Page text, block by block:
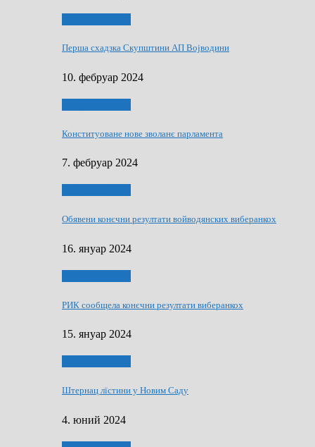
Перша схадзка Скупштини АП Војводини
10. фебруар 2024
Конституоване нове зволанє парламентa
7. фебруар 2024
Обявени конєчни резултати войводянских виберанкох
16. януар 2024
РИК сообщела конєчни резултати виберанкох
15. януар 2024
Штернац лїстини у Новим Саду
4. юний 2024